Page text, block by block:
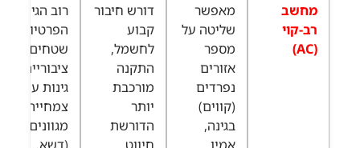
מחשב
רב-קוי
(AC)
מאפשר
שליטה על
מספר
אזורים
נפרדים
(קווים)
בגינה,
אמין
דורש חיבור
קבוע
לחשמל,
התקנה
מורכבת
יותר
הדורשת
חיווט
רוב הגינות
הפרטיות,
שטחים
ציבוריים,
גינות עם סוגי
צמחייה
מגוונים
(דשא,